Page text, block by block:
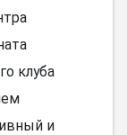
клуба
и